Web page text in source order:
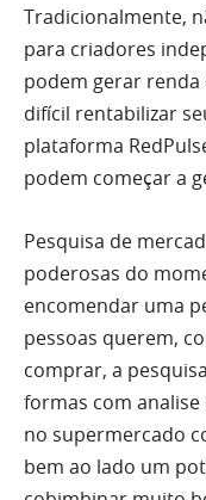
Tradicionalmente,
para criadores
podem gerar
difícil rentabilizar
plataforma
podem começar a
Pesquisa de
poderosas do
encomendar uma
pessoas querem,
comprar, a
formas com analise
no supermercado
bem ao lado um